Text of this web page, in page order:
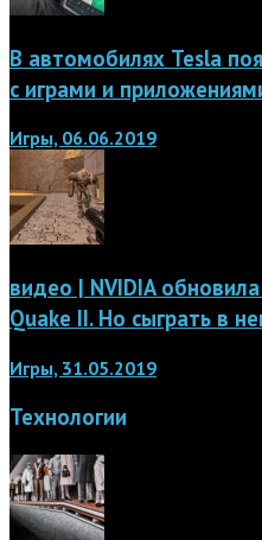
В автомобилях Tesla
с играми и
Игры, 06.06.2019
видео | NVIDIA
Quake II. Но сыграть в
Игры, 31.05.2019
Технологии